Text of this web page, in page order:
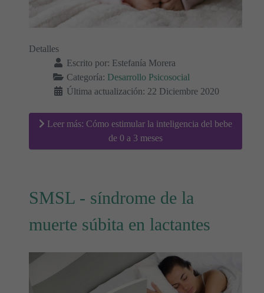
Detalles
Escrito por: Estefanía Morera
Categoría: Desarrollo Psicosocial
Última actualización: 22 Diciembre 2020
Leer más: Cómo estimular la inteligencia del bebe
de 0 a 3 meses
SMSL - síndrome de la
muerte súbita en lactantes